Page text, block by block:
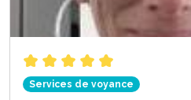
Services de voyance